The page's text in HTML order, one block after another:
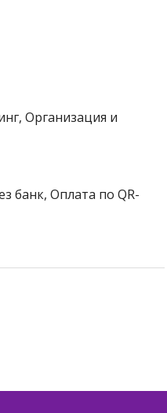
Организация и
банк, Оплата по QR-